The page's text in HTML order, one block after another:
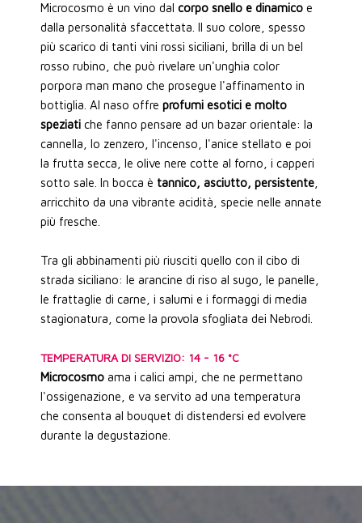
Microcosmo è un vino dal corpo snello e dinamico e
dalla personalità sfaccettata. Il suo colore, spesso
più scarico di tanti vini rossi siciliani, brilla di un bel
rosso rubino, che può rivelare un'unghia color
porpora man mano che prosegue l'affinamento in
bottiglia. Al naso offre profumi esotici e molto
speziati che fanno pensare ad un bazar orientale: la
cannella, lo zenzero, l'incenso, l'anice stellato e poi
la frutta secca, le olive nere cotte al forno, i capperi
sotto sale. In bocca è tannico, asciutto, persistente
arricchito da una vibrante acidità, specie nelle annate
più fresche.
Tra gli abbinamenti più riusciti quello con il cibo di
strada siciliano: le arancine di riso al sugo, le panelle,
le frattaglie di carne, i salumi e i formaggi di media
stagionatura, come la provola sfogliata dei Nebrodi.
TEMPERATURA DI SERVIZIO: 14 - 16 °C
Microcosmo ama i calici ampi, che ne permettano
l'ossigenazione, e va servito ad una temperatura
che consenta al bouquet di distendersi ed evolvere
durante la degustazione.